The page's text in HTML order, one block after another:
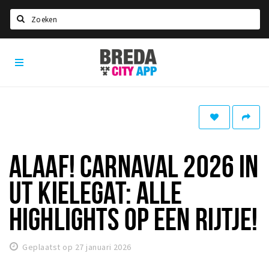
Home
Eten
Drinken
Slapen
Breda
City
App
ALAAF! CARNAVAL 2026 IN
UT KIELEGAT: ALLE
HIGHLIGHTS OP EEN RIJTJE!
Geplaatst op 27 januari 2026